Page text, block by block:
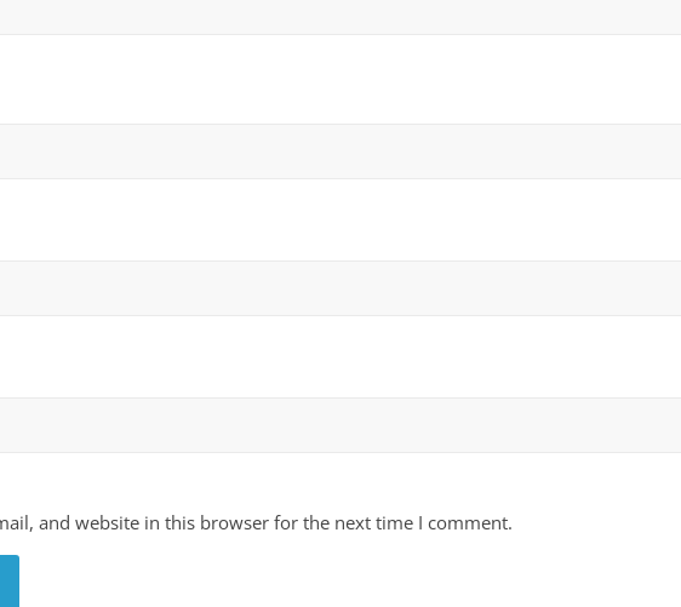
and website in this browser for the next time I comment.